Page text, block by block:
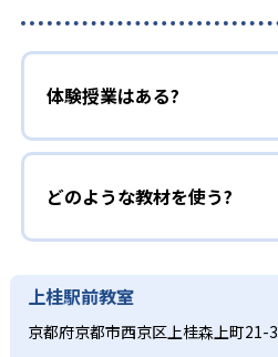
体験授業はある?
どのような教材を使う?
上桂駅前教室
京都府京都市西京区上桂森上町21-3